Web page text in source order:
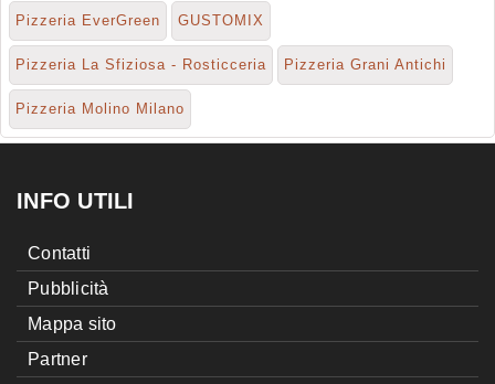
Pizzeria EverGreen GUSTOMIX
Pizzeria La Sfiziosa - Rosticceria Pizzeria Grani Antichi
Pizzeria Molino Milano
INFO UTILI
Contatti
Pubblicità
Mappa sito
Partner